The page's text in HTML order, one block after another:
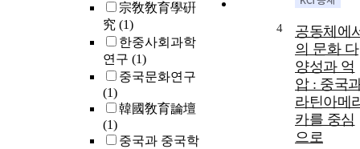
宗敎敎育學硏
究 (1)
한중사회과학
연구 (1)
중국문화연구
(1)
韓國敎育論壇
(1)
중국과 중국학
4
공동체에
의 문화 다
양성과 억
압 : 중국
라틴아메
카를 중심
으로